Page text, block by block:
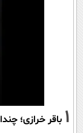
1 باقر خرازی؛